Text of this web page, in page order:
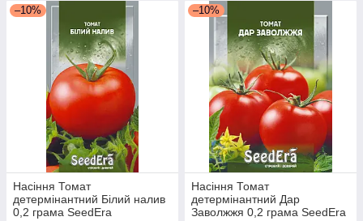
–10%
Насіння Томат
детермінантний Білий налив
0,2 грама SeedEra
–10%
Насіння Томат
детермінантний Дар
Заволжжя 0,2 грама SeedEra